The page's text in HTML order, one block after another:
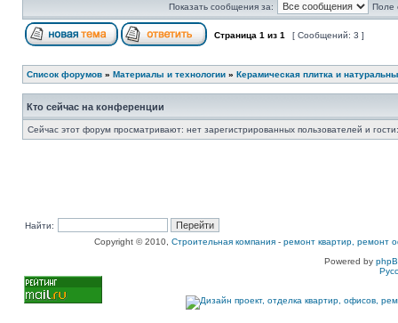
Показать сообщения за: Поле
Страница 1 из 1 [ Сообщений: 3 ]
Список форумов » Материалы и технологии » Керамическая плитка и
Кто сейчас на конференции
Сейчас этот форум просматривают: нет зарегистрированных пользователей и
Найти:
Copyright © 2010, Строительная компания - ремонт квартир, ремонт
Powered by